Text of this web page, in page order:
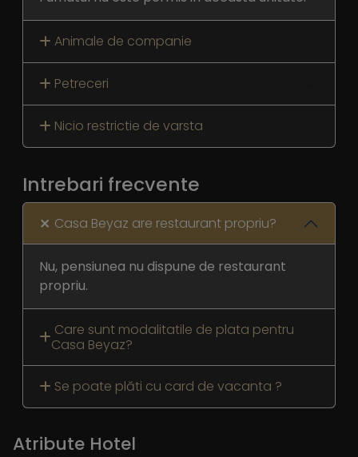
Animale de companie
Petreceri
Nicio restrictie de varsta
Intrebari frecvente
Casa Beyaz are restaurant propriu?
Nu, pensiunea nu dispune de restaurant
propriu.
Care sunt modalitatile de plata pentru
Casa Beyaz?
Se poate plăti cu card de vacanta ?
Atribute Hotel